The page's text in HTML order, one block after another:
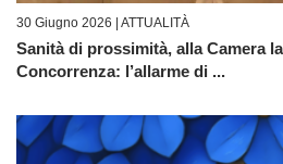
30 Giugno 2026 | ATTUALITÀ
Sanità di prossimità, alla Camera
Concorrenza: l’allarme di ...